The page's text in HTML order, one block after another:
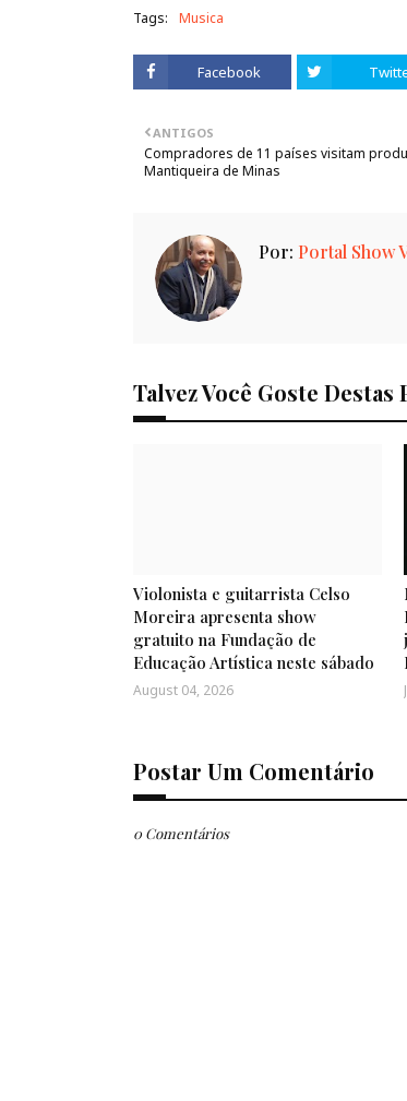
Tags: Musica
Facebook
ANTIGOS
Compradores de 11 países visitam
Mantiqueira de Minas
Por: Portal Show
Talvez Você Goste Destas
Violonista e guitarrista Celso
Moreira apresenta show
gratuito na Fundação de
Educação Artística neste sábado
August 04, 2026
Postar Um Comentário
0 Comentários